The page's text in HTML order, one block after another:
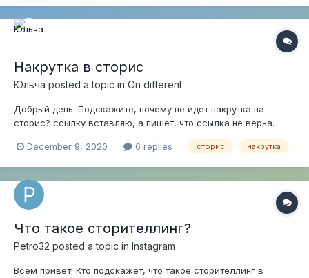
Накрутка в сторис
Юльча posted a topic in On different
Добрый день. Подскажите, почему не идет накрутка на
сторис? ссылку вставляю, а пишет, что ссылка не верна.
December 9, 2020 6 replies сторис накрутка
Что такое сторителлинг?
Petro32 posted a topic in Instagram
Всем привет! Кто подскажет, что такое сторителлинг в